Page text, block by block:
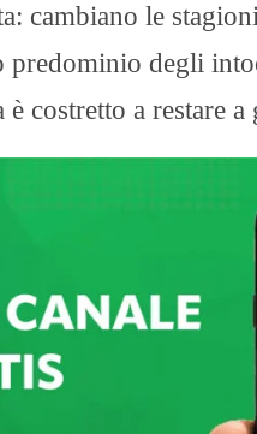
cambiano le
predominio degli
costretto a restare a